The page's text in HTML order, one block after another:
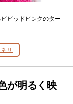
ビッドピンクのター
リ
が明るく映